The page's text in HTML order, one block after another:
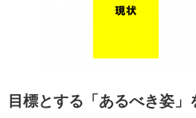
目標とする「あるべき姿」